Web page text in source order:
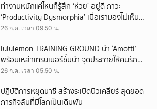
ทำงานหนักแค่ไหนก็รู้สึก ‘ห่วย’ อยู่ดี ภาวะ
‘Productivity Dysmorphia’ เมื่อเรามองไม่เห็น
ความสำเร็จของตัวเอง
26 ก.ค. เวลา 09.50 น.
lululemon TRAINING GROUND นำ ‘Amotti’
พร้อมเหล่าเทรนเนอร์ชั้นนำ จุดประกายให้คนรัก
สุขภาพ ผ่านแนวคิด ‘Yet’
26 ก.ค. เวลา 05.50 น.
ปฏิบัติการหยุดนาซี สร้างระเบิดนิวเคลียร์ สุดยอด
ภารกิจลับที่มีโลกเป็นเดิมพัน